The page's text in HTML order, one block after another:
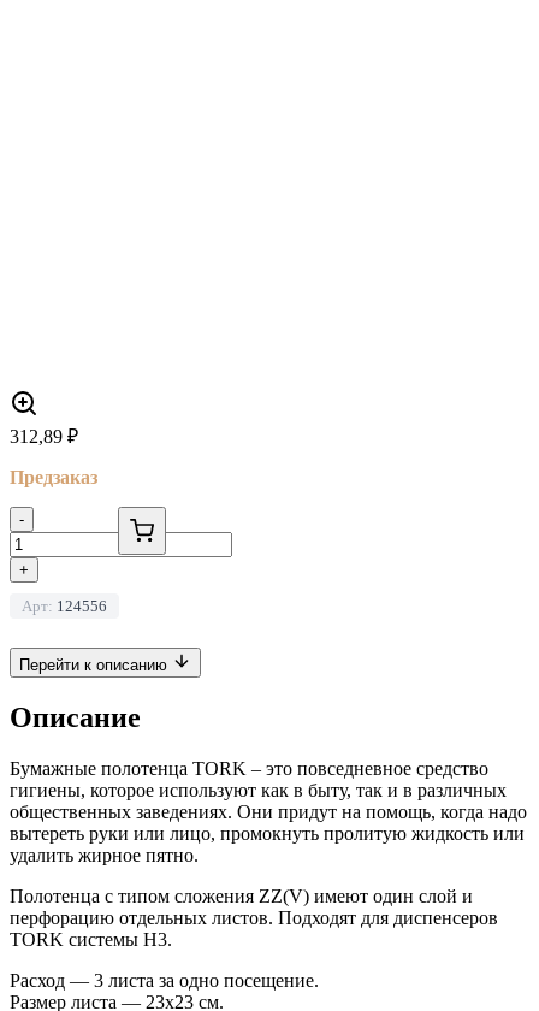
312,89 ₽
Предзаказ
-
+
Арт: 124556
Перейти к описанию
Описание
Бумажные полотенца TORK – это повседневное средство
гигиены, которое используют как в быту, так и в различных
общественных заведениях. Они придут на помощь, когда надо
вытереть руки или лицо, промокнуть пролитую жидкость или
удалить жирное пятно.
Полотенца с типом сложения ZZ(V) имеют один слой и
перфорацию отдельных листов. Подходят для диспенсеров
TORK системы H3.
Расход — 3 листа за одно посещение.
Размер листа — 23х23 см.